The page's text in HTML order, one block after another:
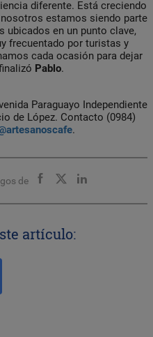
diferente. Está creciendo
estamos siendo parte
ubicados en un punto clave,
frecuentado por turistas y
cada ocasión para dejar
Pablo.
Paraguayo Independiente
de López. Contacto (0984)
.
de
artículo: